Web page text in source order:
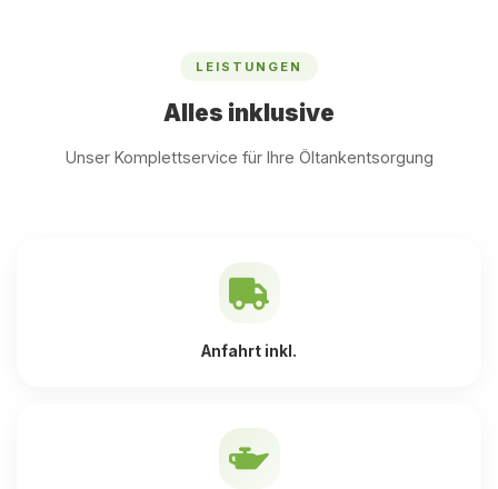
LEISTUNGEN
Alles inklusive
Unser Komplettservice für Ihre Öltankentsorgung
Anfahrt inkl.